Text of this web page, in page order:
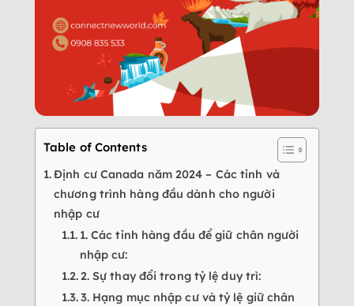
Table of Contents
Định cư Canada năm 2024 – Các tỉnh và
chương trình hàng đầu dành cho người
nhập cư
1. Các tỉnh hàng đầu để giữ chân người
nhập cư:
2. Sự thay đổi trong tỷ lệ duy trì:
3. Hạng mục nhập cư và tỷ lệ giữ chân